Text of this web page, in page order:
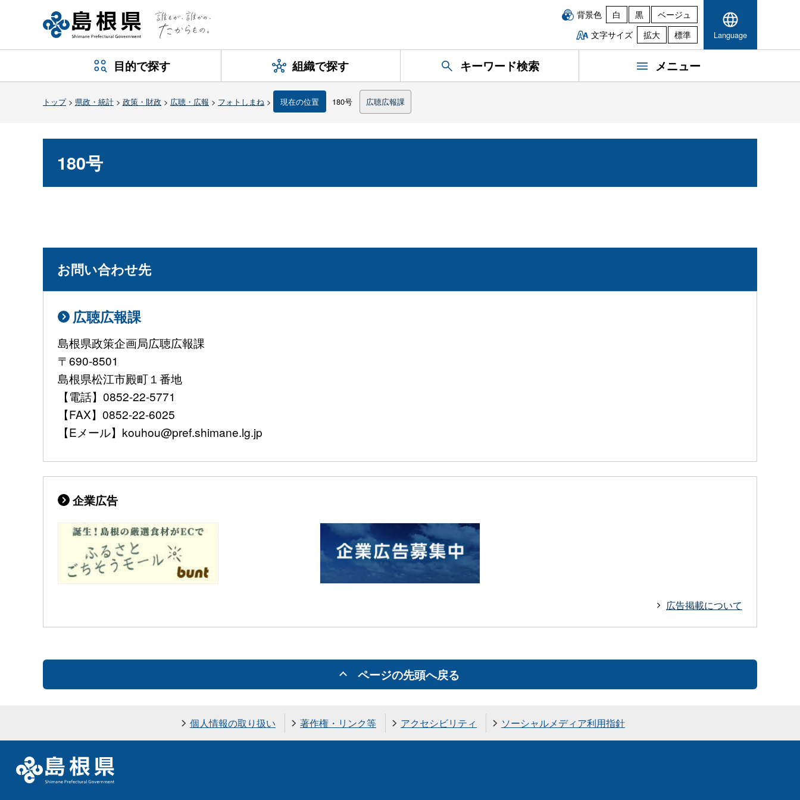
背景色 白 黒
ベージュ
文字サイズ
拡大 標準 Language
目的で探す 組織で探す キーワード検索 メニュー
トップ> 県政・統計 > 政策・財政 > 広聴・広報 > フォトしまね > 現在の位置 180号 広聴広報課
180号
お問い合わせ先
広聴広報課
島根県政策企画局広聴広報課
〒690-8501
島根県松江市殿町１番地
【電話】0852-22-5771
【FAX】0852-22-6025
【Eメール】kouhou@pref.shimane.lg.jp
企業広告
広告掲載について
ページの先頭へ戻る
個人情報の取り扱い 著作権・リンク等 アクセシビリティ ソーシャルメディア利用指針